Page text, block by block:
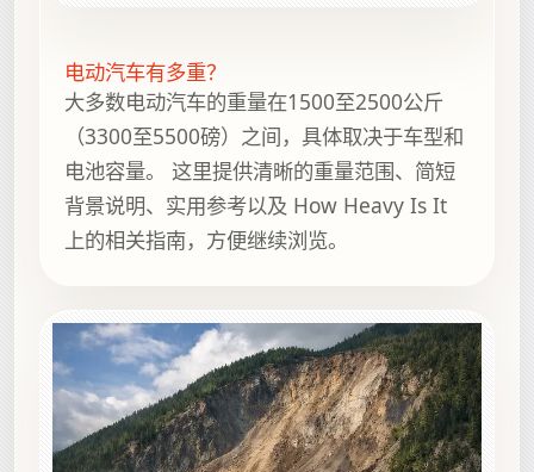
电动汽车有多重？
大多数电动汽车的重量在1500至2500公斤
（3300至5500磅）之间，具体取决于车型和
电池容量。 这里提供清晰的重量范围、简短
背景说明、实用参考以及 How Heavy Is It
上的相关指南，方便继续浏览。